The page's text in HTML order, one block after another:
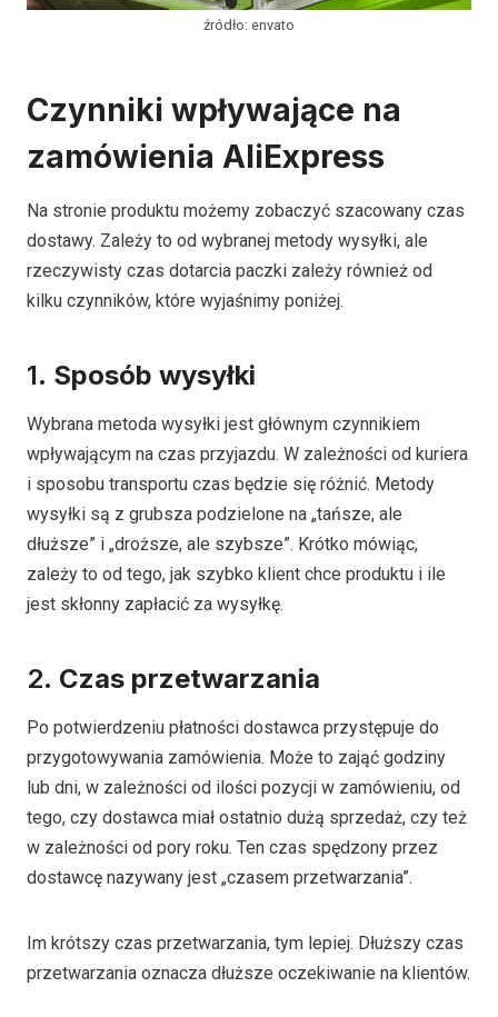
źródło: envato
Czynniki wpływające na
zamówienia AliExpress
Na stronie produktu możemy zobaczyć szacowany czas
dostawy. Zależy to od wybranej metody wysyłki, ale
rzeczywisty czas dotarcia paczki zależy również od
kilku czynników, które wyjaśnimy poniżej.
1. Sposób wysyłki
Wybrana metoda wysyłki jest głównym czynnikiem
wpływającym na czas przyjazdu. W zależności od kuriera
i sposobu transportu czas będzie się różnić. Metody
wysyłki są z grubsza podzielone na „tańsze, ale
dłuższe” i „droższe, ale szybsze”. Krótko mówiąc,
zależy to od tego, jak szybko klient chce produktu i ile
jest skłonny zapłacić za wysyłkę.
2. Czas przetwarzania
Po potwierdzeniu płatności dostawca przystępuje do
przygotowywania zamówienia. Może to zająć godziny
lub dni, w zależności od ilości pozycji w zamówieniu, od
tego, czy dostawca miał ostatnio dużą sprzedaż, czy też
w zależności od pory roku. Ten czas spędzony przez
dostawcę nazywany jest „czasem przetwarzania”.
Im krótszy czas przetwarzania, tym lepiej. Dłuższy czas
przetwarzania oznacza dłuższe oczekiwanie na klientów.